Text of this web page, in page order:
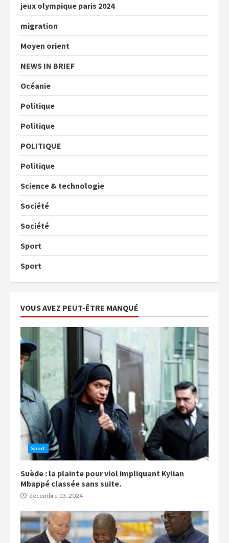
jeux olympique paris 2024
migration
Moyen orient
NEWS IN BRIEF
Océanie
Politique
Politique
POLITIQUE
Politique
Science & technologie
Société
Société
Sport
Sport
VOUS AVEZ PEUT-ÊTRE MANQUÉ
Sport
Suède : la plainte pour viol impliquant Kylian
Mbappé classée sans suite.
décembre 13, 2024